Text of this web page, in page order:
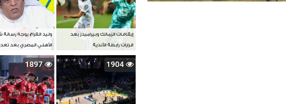
إيقافات الزمالك وبيراميدز بعد
قرارات رابطة الأندية
وليد الفراج يوجه رسالة
الأهلي المصري بعد
بطل آسيا
1904
1897